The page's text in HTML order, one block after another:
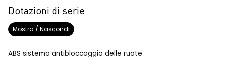
Dotazioni di serie
Mostra / Nascondi
ABS sistema antibloccaggio delle ruote